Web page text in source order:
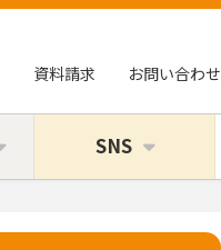
資料請求 お問い合わせ
SNS